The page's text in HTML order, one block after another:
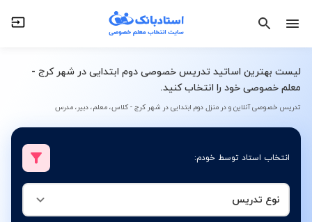
لیست بهترین اساتید تدریس خصوصی دوم ابتدایی در شهر کرج -
معلم خصوصی خود را انتخاب کنید.
تدریس خصوصی آنلاین و در منزل دوم ابتدایی در شهر کرج - کلاس، معلم، دبیر، مدرس
انتخاب استاد توسط خودم:
نوع تدریس
انتخاب درس